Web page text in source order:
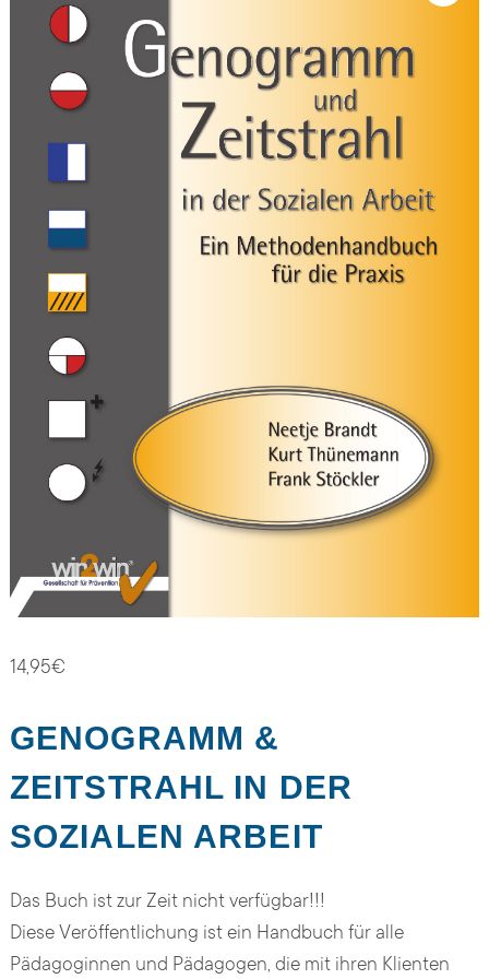
14,95€
GENOGRAMM &
ZEITSTRAHL IN DER
SOZIALEN ARBEIT
Das Buch ist zur Zeit nicht verfügbar!!!
Diese Veröffentlichung ist ein Handbuch für alle
Pädagoginnen und Pädagogen, die mit ihren Klienten